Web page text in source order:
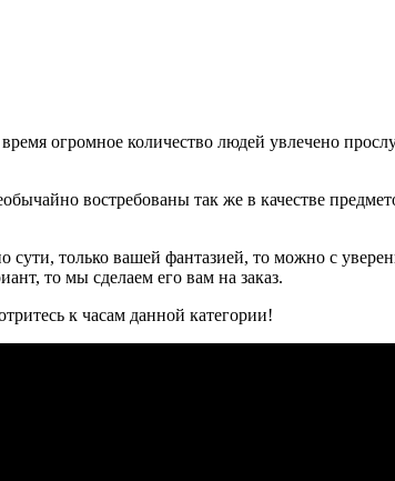
огромное количество людей увлечено
востребованы так же в качестве
только вашей фантазией, то можно с
то мы сделаем его вам на заказ.
к часам данной категории!